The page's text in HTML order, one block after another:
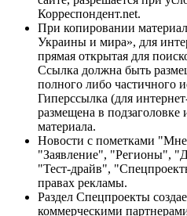
Корреспондент.net.
При копировании
Украины и мира», для
прямая открытая для
Ссылка должна быть
полного либо частичного
Гиперссылка (для
размещена в подзаголовке
материала.
Новости с пометками
"Заявление", "Регионы",
"Тест-драйв",
правах рекламы.
Раздел Спецпроекты
коммерческими